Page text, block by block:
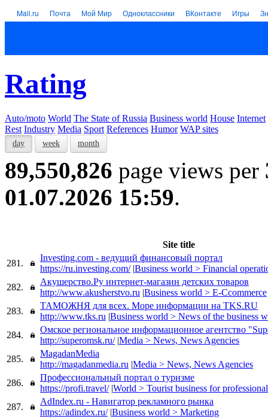
Mail.ru Почта Мой Мир Одноклассники ВКонтакте Игры
Rating
Auto/moto World The State of Russia Business world House Internet
Rest Industry Media Sport References Humor WAP sites
day week month
89,550,826 page views per
01.07.2026 15:59.
Site title
281.
Investing.com - ведущий финансовый портал
https://ru.investing.com/ |Business world > Financial
282.
Акушерство.Ру интернет-магазин детских товаров
http://www.akusherstvo.ru |Business world > E-Ccommerce
283.
ТАМОЖНЯ для всех. Море информации на TKS.RU
http://www.tks.ru |Business world > News of the business
284.
Омское региональное информационное агентство
http://superomsk.ru/ |Media > News, News Agencies
285.
MagadanMedia
http://magadanmedia.ru |Media > News, News Agencies
286.
Профессиональный портал о туризме
https://profi.travel/ |World > Tourist business for
287.
AdIndex.ru - Навигатор рекламного рынка
https://adindex.ru/ |Business world > Marketing